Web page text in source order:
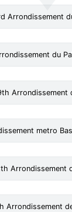
Arrondissement
du
Arrondissement
metro
Arrondissement
Arrondissement